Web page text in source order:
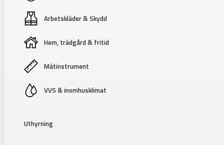
Arbetskläder & Skydd
Hem, trädgård & fritid
Mätinstrument
VVS & inomhusklimat
Uthyrning